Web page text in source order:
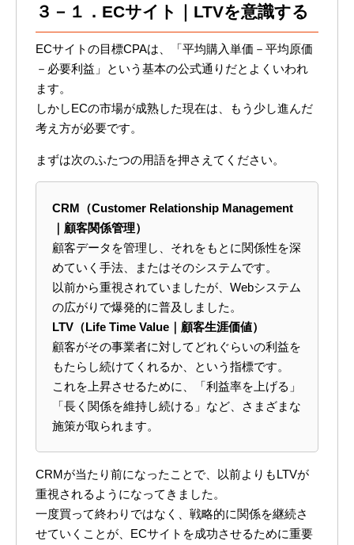
３－１．ECサイト｜LTVを意識する
ECサイトの目標CPAは、「平均購入単価－平均原価
－必要利益」という基本の公式通りだとよくいわれ
ます。
しかしECの市場が成熟した現在は、もう少し進んだ
考え方が必要です。
まずは次のふたつの用語を押さえてください。
CRM（Customer Relationship Management
｜顧客関係管理）
顧客データを管理し、それをもとに関係性を深
めていく手法、またはそのシステムです。
以前から重視されていましたが、Webシステム
の広がりで爆発的に普及しました。
LTV（Life Time Value｜顧客生涯価値）
顧客がその事業者に対してどれぐらいの利益を
もたらし続けてくれるか、という指標です。
これを上昇させるために、「利益率を上げる」
「長く関係を維持し続ける」など、さまざまな
施策が取られます。
CRMが当たり前になったことで、以前よりもLTVが
重視されるようになってきました。
一度買って終わりではなく、戦略的に関係を継続さ
せていくことが、ECサイトを成功させるために重要